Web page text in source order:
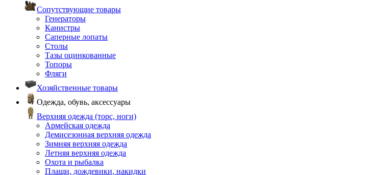
Сопутствующие товары
Генераторы
Канистры
Саперные лопаты
Столы
Тазы оцинкованные
Топоры
Фляги
Хозяйственные товары
Одежда, обувь, аксессуары
Верхняя одежда (торс, ноги)
Армейская одежда
Демисезонная верхняя одежда
Зимняя верхняя одежда
Летняя верхняя одежда
Охота и рыбалка
Плащи, дождевики, накидки